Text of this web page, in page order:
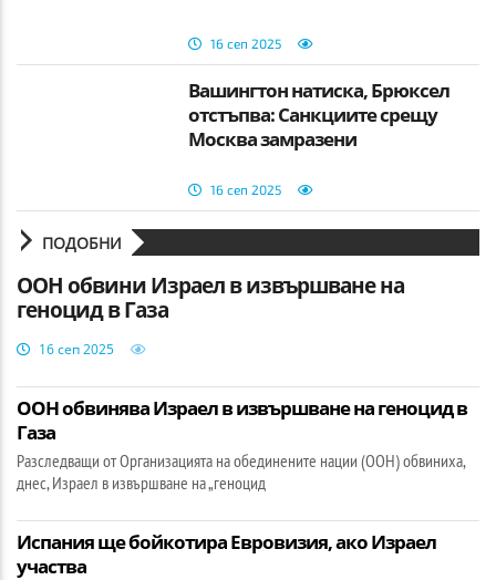
16 сеп 2025
Вашингтон натиска, Брюксел
отстъпва: Санкциите срещу
Москва замразени
16 сеп 2025
ПОДОБНИ
ООН обвини Израел в извършване на
геноцид в Газа
16 сеп 2025
ООН обвинява Израел в извършване на геноцид в
Газа
Разследващи от Организацията на обединените нации (ООН) обвиниха,
днес, Израел в извършване на „геноцид
Испания ще бойкотира Евровизия, ако Израел
участва